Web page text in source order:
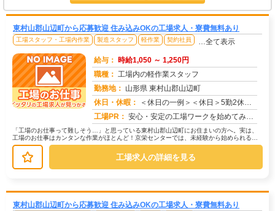
東村山郡山辺町から応募歓迎 住み込みOKの工場求人・寮費無料あり
工場スタッフ・工場内作業 製造スタッフ 軽作業 契約社員 …全て表示
給与： 時給1,050 ～ 1,250円
職種： 工場内の軽作業スタッフ
勤務地： 山形県 東村山郡山辺町
休日・休暇：
＜休日の一例＞＜休日＞5勤2休（工場カレンダーによる）★ＧＷ・夏季・年末年始休暇あり★有給休暇あり※配属先により休...
工場PR： 安心・安定の工場ワークを始めてみませんか？株式会社京栄センターが選ばれる理由はこちら！【理由①】手厚いサポート体制...
「工場のお仕事って難しそう…」と思っている東村山郡山辺町にお住まいの方へ。実は、
工場のお仕事はカンタンな作業がほとんど！京栄センターでは、未経験から始められるお
仕事を多数ご紹介しています。たとえ...
工場求人の詳細を見る
東村山郡山辺町から応募歓迎 住み込みOKの工場求人・寮費無料あり